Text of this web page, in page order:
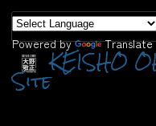
PC
Powered by
Translate
KEISHO
Site